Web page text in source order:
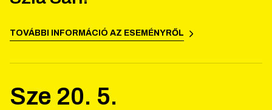
TOVÁBBI INFORMÁCIÓ AZ ESEMÉNYRŐL
Sze 20. 5.